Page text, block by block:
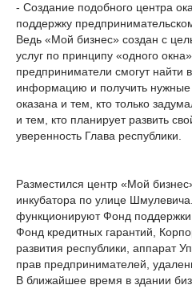
- Создание подобного центра
поддержку
Ведь «Мой бизнес» создан с
услуг по принципу «одного
предприниматели смогут найти
информацию и получить
оказана и тем, кто только
и тем, кто планирует развить
уверенность Глава республики.
Разместился центр «Мой
инкубатора по улице
функционируют Фонд поддержки
Фонд кредитных гарантий,
развития республики, аппарат
прав предпринимателей,
В ближайшее время в здании